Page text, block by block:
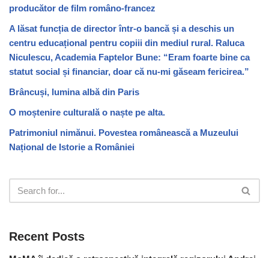
producător de film româno-francez
A lăsat funcția de director într-o bancă și a deschis un
centru educațional pentru copiii din mediul rural. Raluca
Niculescu, Academia Faptelor Bune: “Eram foarte bine ca
statut social și financiar, doar că nu-mi găseam fericirea.”
Brâncuși, lumina albă din Paris
O moștenire culturală o naște pe alta.
Patrimoniul nimănui. Povestea românească a Muzeului
Național de Istorie a României
Recent Posts